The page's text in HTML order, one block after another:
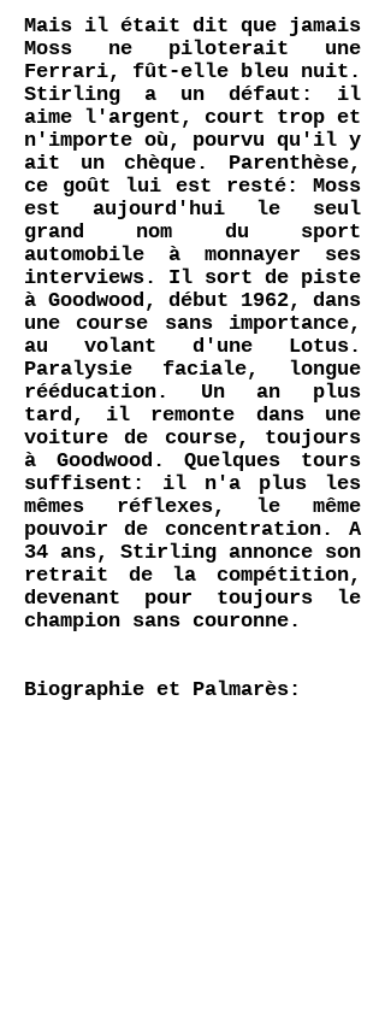
Mais il était dit que jamais
Moss ne piloterait une
Ferrari, fût-elle bleu nuit.
Stirling a un défaut: il
aime l'argent, court trop et
n'importe où, pourvu qu'il y
ait un chèque. Parenthèse,
ce goût lui est resté: Moss
est aujourd'hui le seul
grand nom du sport
automobile à monnayer ses
interviews. Il sort de piste
à Goodwood, début 1962, dans
une course sans importance,
au volant d'une Lotus.
Paralysie faciale, longue
rééducation. Un an plus
tard, il remonte dans une
voiture de course, toujours
à Goodwood. Quelques tours
suffisent: il n'a plus les
mêmes réflexes, le même
pouvoir de concentration. A
34 ans, Stirling annonce son
retrait de la compétition,
devenant pour toujours le
champion sans couronne.
Biographie et Palmarès: